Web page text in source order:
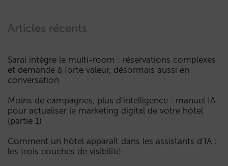
Articles récents
Sarai intègre le multi-room : réservations complexes
et demande à forte valeur, désormais aussi en
conversation
Moins de campagnes, plus d’intelligence : manuel IA
pour actualiser le marketing digital de votre hôtel
(partie 1)
Comment un hôtel apparaît dans les assistants d’IA :
les trois couches de visibilité